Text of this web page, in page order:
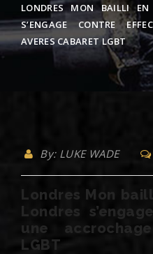
LONDRES MON BAILLI EN
S’ENGAGE CONTRE
AVERES CABARET LGBT
By: LUKE WADE
Londres Mon
Londres
une
LGBT